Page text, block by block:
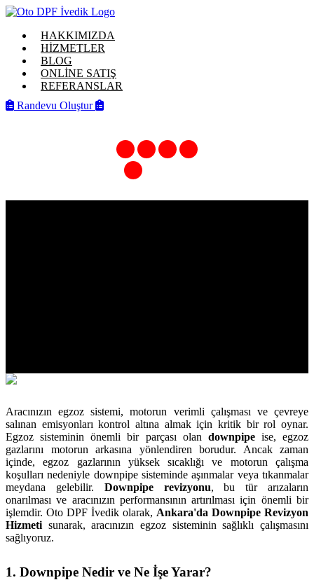
HAKKIMIZDA
HİZMETLER
BLOG
ONLİNE SATIŞ
REFERANSLAR
Randevu Oluştur
Aracınızın egzoz sistemi, motorun verimli çalışması ve çevreye
salınan emisyonları kontrol altına almak için kritik bir rol oynar.
Egzoz sisteminin önemli bir parçası olan downpipeise, egzoz
gazlarını motorun arkasına yönlendiren borudur. Ancak zaman
içinde, egzoz gazlarının yüksek sıcaklığı ve motorun çalışma
koşulları nedeniyle downpipe sisteminde aşınmalar veya tıkanmalar
meydana gelebilir. Downpipe revizyonu, bu tür arızaların
onarılması ve aracınızın performansının artırılması için önemli bir
işlemdir. Oto DPF İvedik olarak, Ankara'da Downpipe Revizyon
Hizmeti sunarak, aracınızın egzoz sisteminin sağlıklı çalışmasını
sağlıyoruz.
1. Downpipe Nedir ve Ne İşe Yarar?